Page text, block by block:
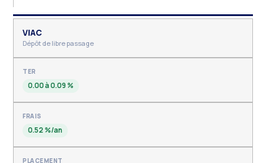
VIAC
Dépôt de libre passage
0.00 à 0.09 %
0.52 %/an